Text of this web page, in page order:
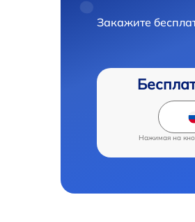
Закажите
Нажимая на